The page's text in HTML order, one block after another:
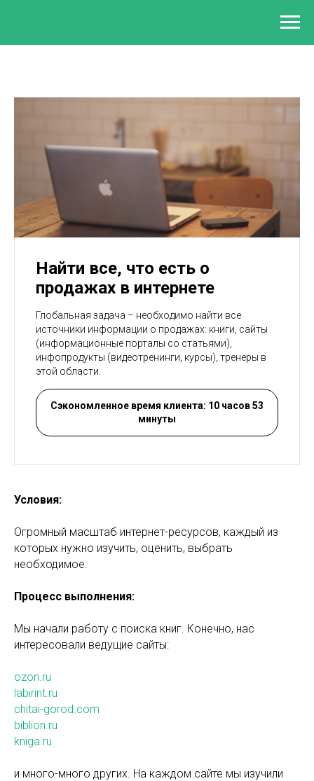
Найти все, что есть о
продажах в интернете
Глобальная задача – необходимо найти все
источники информации о продажах: книги, сайты
(информационные порталы со статьями),
инфопродукты (видеотренинги, курсы), тренеры в
этой области.
Сэкономленное время клиента: 10 часов 53
минуты
Условия:
Огромный масштаб интернет-ресурсов, каждый из
которых нужно изучить, оценить, выбрать
необходимое.
Процесс выполнения:
Мы начали работу с поиска книг. Конечно, нас
интересовали ведущие сайты:
ozon.ru
labirint.ru
chitai-gorod.com
biblion.ru
kniga.ru
и много-много других. На каждом сайте мы изучили